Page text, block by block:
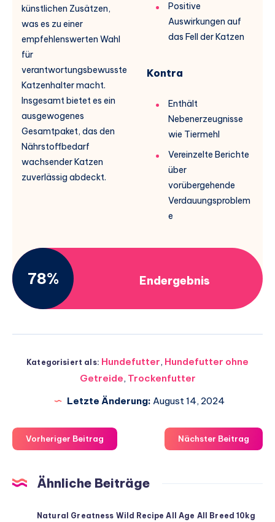
künstlichen Zusätzen,
was es zu einer
empfehlenswerten Wahl
für
verantwortungsbewusste
Katzenhalter macht.
Insgesamt bietet es ein
ausgewogenes
Gesamtpaket, das den
Nährstoffbedarf
wachsender Katzen
zuverlässig abdeckt.
Positive
Auswirkungen auf
das Fell der Katzen
Kontra
Enthält
Nebenerzeugnisse
wie Tiermehl
Vereinzelte Berichte
über
vorübergehende
Verdauungsproblem
e
78% Endergebnis
Kategorisiert als: Hundefutter, Hundefutter ohne
Getreide, Trockenfutter
Letzte Änderung: August 14, 2024
Vorheriger Beitrag Nächster Beitrag
Ähnliche Beiträge
Natural Greatness Wild Recipe All Age All Breed 10kg